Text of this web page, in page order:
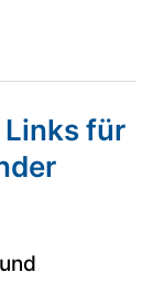
für